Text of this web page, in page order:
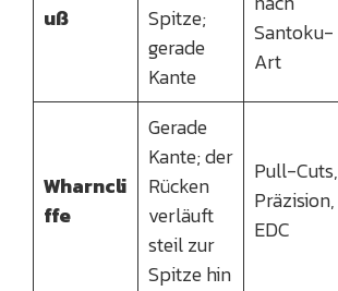
uß
Spitze;
gerade
Kante
Santoku-
Art
Wharncli
ffe
Gerade
Kante; der
Rücken
verläuft
steil zur
Spitze hin
Pull-Cuts,
Präzision,
EDC